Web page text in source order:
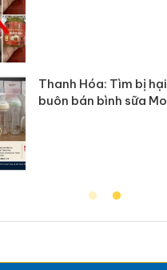
Hóa: Tìm bị hại trong vụ án
bình sữa Moyuum giả